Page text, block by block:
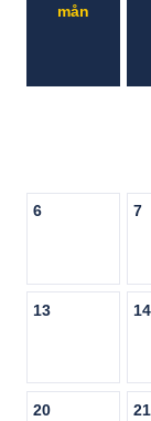
mån
6 7
13 14
20 21